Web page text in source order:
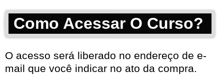
Como Acessar O Curso?
O acesso será liberado no endereço de e-
mail que você indicar no ato da compra.